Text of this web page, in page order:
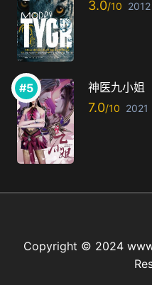
3.0 2012
神医九小姐
7.0 2021
Copyright © 2024